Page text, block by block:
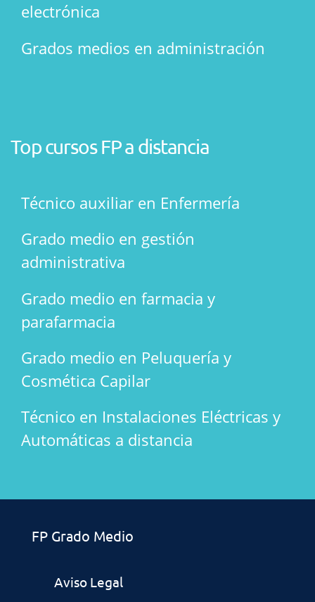
electrónica
Grados medios en administración
Top cursos FP a distancia
Técnico auxiliar en Enfermería
Grado medio en gestión
administrativa
Grado medio en farmacia y
parafarmacia
Grado medio en Peluquería y
Cosmética Capilar
Técnico en Instalaciones Eléctricas y
Automáticas a distancia
FP Grado Medio
Aviso Legal